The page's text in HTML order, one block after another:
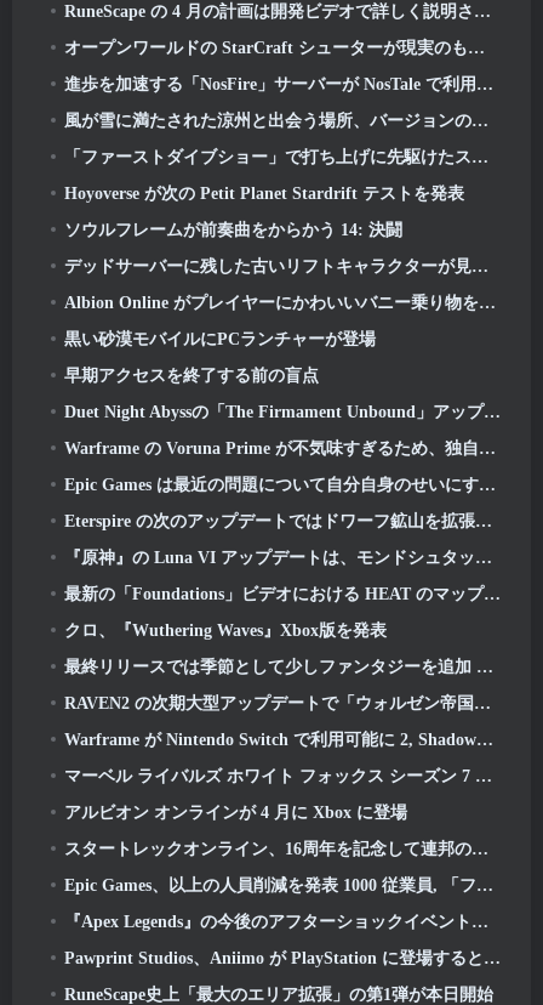
RuneScape の 4 月の計画は開発ビデオで詳しく説明されています
オープンワールドの StarCraft シューターが現実のものになるかもしれないというさらなる兆候がある
進歩を加速する「NosFire」サーバーが NosTale で利用可能になりました
風が雪に満たされた涼州と出会う場所、バージョンのリリースで利用可能になりました 1.5
「ファーストダイブショー」で打ち上げに先駆けたスターダイブ
Hoyoverse が次の Petit Planet Stardrift テストを発表
ソウルフレームが前奏曲をからかう 14: 決闘
デッドサーバーに残した古いリフトキャラクターが見つからない? Gamigo はそれを修正しました
Albion Online がプレイヤーにかわいいバニー乗り物を提供して春を祝う
黒い砂漠モバイルにPCランチャーが登場
早期アクセスを終了する前の盲点
Duet Night Abyssの「The Firmament Unbound」アップデートでHuaxuのストーリーラインが完結
Warframe の Voruna Prime が不気味すぎるため、独自の Red Band トレーラーを入手
Epic Games は最近の問題について自分自身のせいにするしかない
Eterspire の次のアップデートではドワーフ鉱山を拡張し、ボス戦闘の完全なオーバーホールを提供
『原神』の Luna VI アップデートは、モンドシュタットが語り続けているがまだ見たことのない場所へ私たちを連れて行きます
最新の「Foundations」ビデオにおける HEAT のマップとモード
クロ、『Wuthering Waves』Xbox版を発表
最終リリースでは季節として少しファンタジーを追加 10 打ち上げ
RAVEN2 の次期大型アップデートで「ウォルゼン帝国」の朽ち果てた遺跡を探索しよう
Warframe が Nintendo Switch で利用可能に 2, Shadowgrapher の発売に間に合う
マーベル ライバルズ ホワイト フォックス シーズン 7 デビュー
アルビオン オンラインが 4 月に Xbox に登場
スタートレックオンライン、16周年を記念して連邦の起源に関するミニドキュメンタリーを公開
Epic Games、以上の人員削減を発表 1000 従業員, 「フォートナイトのエンゲージメントの低迷」を引用
『Apex Legends』の今後のアフターショックイベントで事態が激化しようとしている
Pawprint Studios、Aniimo が PlayStation に登場すると発表 5 そして Epic Games Store がオープン
RuneScape史上「最大のエリア拡張」の第1弾が本日開始